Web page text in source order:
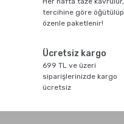
tercihine göre öğütülüp
özenle paketlenir!
Ücretsiz kargo
699 TL ve üzeri
siparişlerinizde kargo
ücretsiz